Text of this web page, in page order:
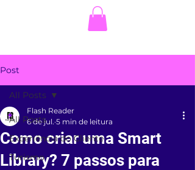
Post
All Posts
Experiência do Cliente
Turismo
All Posts
Como criar uma Smart
Library? 7 passos para
Flash Reader
6 de jul. 5 min de leitura